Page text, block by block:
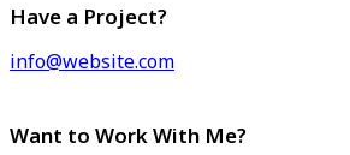
Have a Project?
info@website.com
Want to Work With Me?